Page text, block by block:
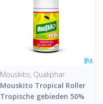
Mouskito, Qualiphar
Mouskito Tropical Roller
Tropische gebieden 50%